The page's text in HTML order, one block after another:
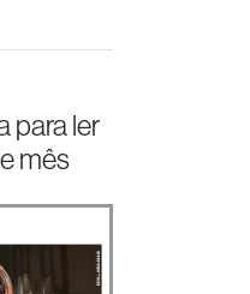
para ler
mês